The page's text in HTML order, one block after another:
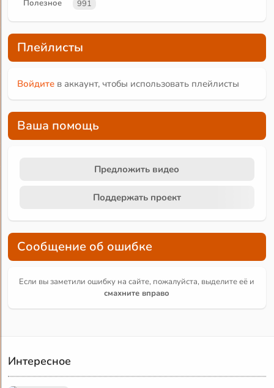
Полезное 991
Плейлисты
Войдите в аккаунт, чтобы использовать плейлисты
Ваша помощь
Предложить видео
Поддержать проект
Сообщение об ошибке
Если вы заметили ошибку на сайте, пожалуйста, выделите её и
смахните вправо
Интересное